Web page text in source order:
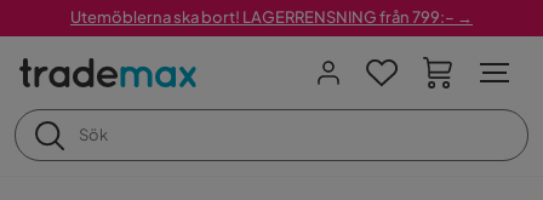
Utemöblerna ska bort! LAGERRENSNING från 799:– →